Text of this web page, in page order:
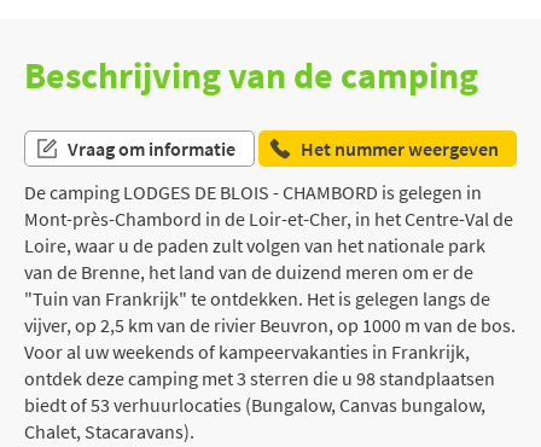
Beschrijving van de camping
Vraag om informatie
Het nummer weergeven
De camping LODGES DE BLOIS - CHAMBORD is gelegen in
Mont-près-Chambord in de Loir-et-Cher, in het Centre-Val de
Loire, waar u de paden zult volgen van het nationale park
van de Brenne, het land van de duizend meren om er de
"Tuin van Frankrijk" te ontdekken. Het is gelegen langs de
vijver, op 2,5 km van de rivier Beuvron, op 1000 m van de bos.
Voor al uw weekends of kampeervakanties in Frankrijk,
ontdek deze camping met 3 sterren die u 98 standplaatsen
biedt of 53 verhuurlocaties (Bungalow, Canvas bungalow,
Chalet, Stacaravans).